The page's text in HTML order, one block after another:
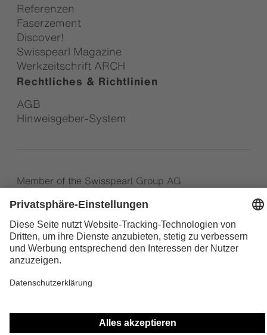
Referenzen
Faserzement
Discover!
Swisspearl Magazine
Werkzeitschrift ARCH
Rechtliches & Richtlinien
AGB
Hinweisgeber-System
Member of the Swisspearl Group AG
Social Media
Impressum
Cookie Einstellungen